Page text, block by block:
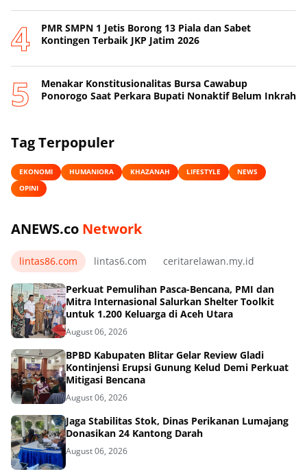
PMR SMPN 1 Jetis Borong 13 Piala dan Sabet
Kontingen Terbaik JKP Jatim 2026
Menakar Konstitusionalitas Bursa Cawabup
Ponorogo Saat Perkara Bupati Nonaktif Belum Inkrah
Tag Terpopuler
EKONOMI HUMANIORA KHAZANAH LIFESTYLE
NEWS
OPINI
ANEWS.co Network
lintas86.com lintas6.com ceritarelawan.my.id
Perkuat Pemulihan Pasca-Bencana, PMI dan
Mitra Internasional Salurkan Shelter Toolkit
untuk 1.200 Keluarga di Aceh Utara
August 06, 2026
BPBD Kabupaten Blitar Gelar Review Gladi
Kontinjensi Erupsi Gunung Kelud Demi Perkuat
Mitigasi Bencana
August 06, 2026
Jaga Stabilitas Stok, Dinas Perikanan Lumajang
Donasikan 24 Kantong Darah
August 06, 2026